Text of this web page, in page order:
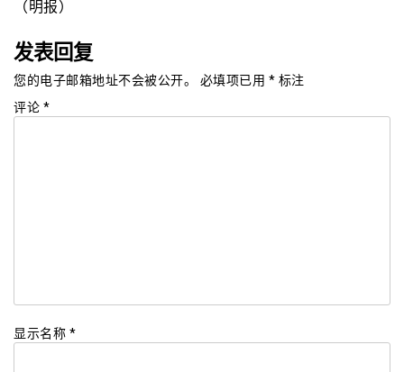
（明报）
发表回复
您的电子邮箱地址不会被公开。 必填项已用 * 标注
评论 *
显示名称 *